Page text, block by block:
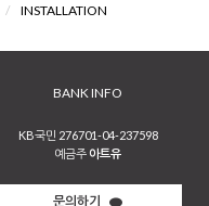
/ INSTALLATION
BANK INFO
KB국민 276701-04-237598
예금주 아트유
문의하기